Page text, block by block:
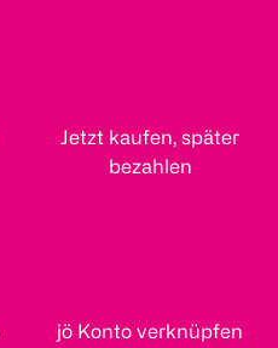
Jetzt kaufen, später
bezahlen
jö Konto verknüpfen